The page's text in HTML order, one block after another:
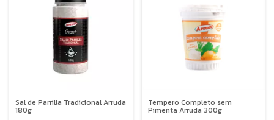
Sal de Parrilla Tradicional Arruda
180g
Tempero Completo sem
Pimenta Arruda 300g